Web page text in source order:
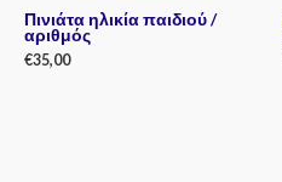
Πινιάτα ηλικία παιδιού /
αριθμός
€35,00